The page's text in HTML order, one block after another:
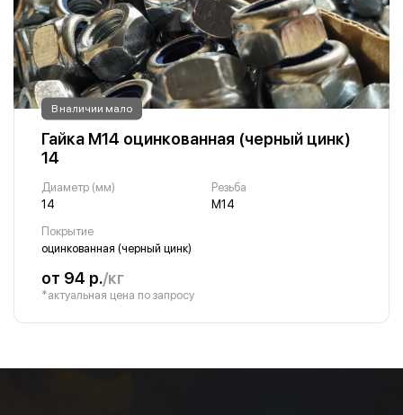
В наличии мало
Гайка М14 оцинкованная (черный цинк)
14
Диаметр (мм)
14
Резьба
М14
Покрытие
оцинкованная (черный цинк)
от 94 р./кг
*актуальная цена по запросу